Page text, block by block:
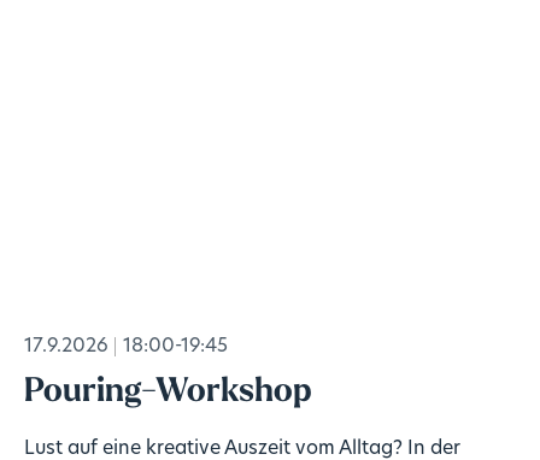
17.9.2026 18:00-19:45
Pouring-Workshop
Lust auf eine kreative Auszeit vom Alltag? In der